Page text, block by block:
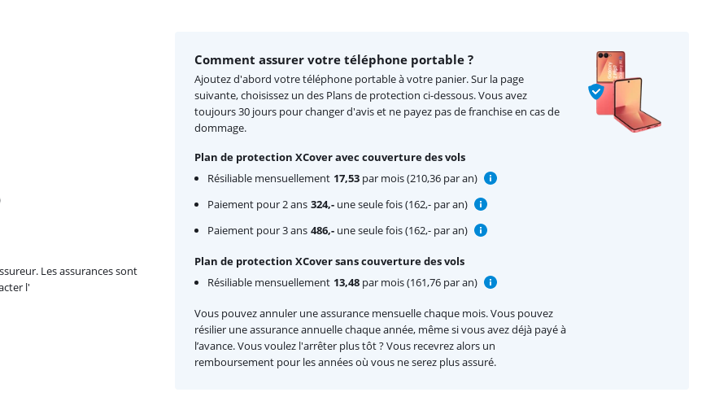
Les assurances sont
l'
Comment assurer votre téléphone portable ?
Ajoutez d'abord votre téléphone portable à votre panier. Sur la page
suivante, choisissez un des Plans de protection ci-dessous. Vous avez
toujours 30 jours pour changer d'avis et ne payez pas de franchise en cas de
dommage.
Plan de protection XCover avec couverture des vols
Résiliable mensuellement 17,53par mois (210,36 par an)
Paiement pour 2 ans 324,-une seule fois (162,- par an)
Paiement pour 3 ans 486,-une seule fois (162,- par an)
Plan de protection XCover sans couverture des vols
Résiliable mensuellement 13,48par mois (161,76 par an)
Vous pouvez annuler une assurance mensuelle chaque mois. Vous pouvez
résilier une assurance annuelle chaque année, même si vous avez déjà payé à
l’avance. Vous voulez l'arrêter plus tôt ? Vous recevrez alors un
remboursement pour les années où vous ne serez plus assuré.